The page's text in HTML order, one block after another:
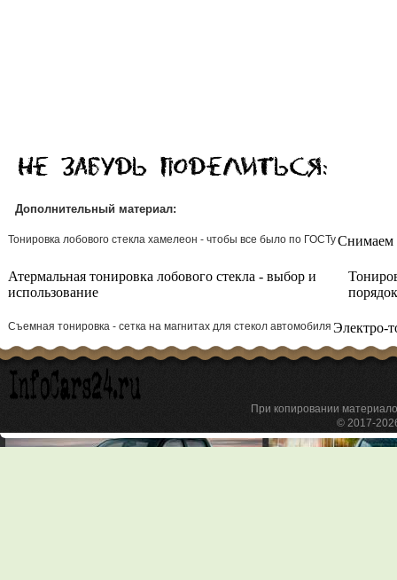
Дополнительный материал:
Тонировка лобового стекла хамелеон - чтобы все было по ГОСТуСнимаем
Атермальная тонировка лобового стекла - выбор и
использование
Съемная тонировка - сетка на магнитах для стекол автомобиля Электро-
При копировании
© 2017-